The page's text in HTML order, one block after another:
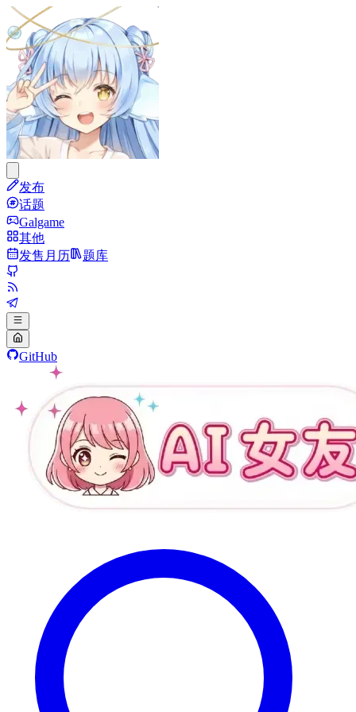
发布
话题
Galgame
其他
发售月历
题库
GitHub